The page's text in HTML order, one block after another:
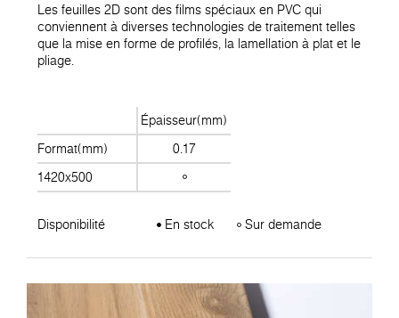
Les feuilles 2D sont des films spéciaux en PVC qui
conviennent à diverses technologies de traitement telles
que la mise en forme de profilés, la lamellation à plat et le
pliage.
Épaisseur(mm)
Format(mm)
0.17
1420x500
Disponibilité En stock Sur demande